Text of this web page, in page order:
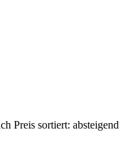
Preis sortiert: absteigend